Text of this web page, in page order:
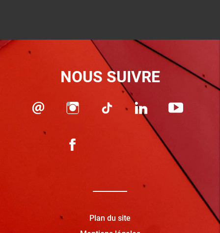
NOUS SUIVRE
Plan du site